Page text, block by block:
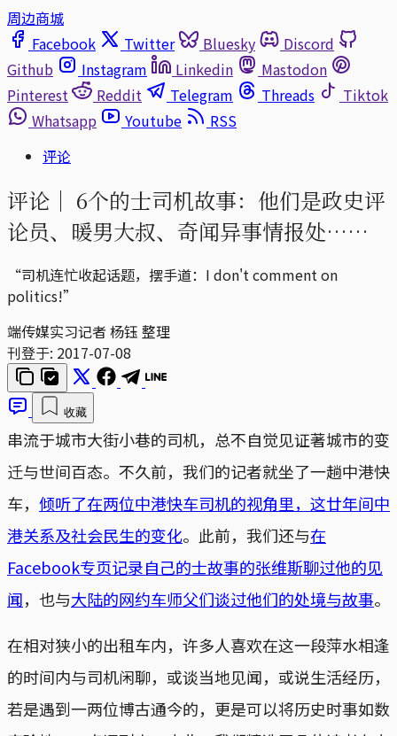
周边商城
Facebook
Twitter Bluesky
Discord
Github
Instagram Linkedin
Mastodon
Pinterest
Reddit Telegram Threads
Tiktok
Whatsapp
Youtube
RSS
评论
评论｜ 6个的士司机故事：他们是政史评
论员、暖男大叔、奇闻异事情报处……
“司机连忙收起话题，摆手道：I don't comment on
politics!”
端传媒实习记者 杨钰 整理
刊登于: 2017-07-08
收藏
串流于城市大街小巷的司机，总不自觉见证著城市的变
迁与世间百态。不久前，我们的记者就坐了一趟中港快
车， 倾听了在两位中港快车司机的视角里，这廿年间中
港关系及社会民生的变化。此前，我们还与在
Facebook专页记录自己的士故事的张维斯聊过他的见
闻，也与大陆的网约车师父们谈过他们的处境与故事。
在相对狭小的出租车内，许多人喜欢在这一段萍水相逢
的时间内与司机闲聊，或谈当地见闻，或说生活经历，
若是遇到一两位博古通今的，更是可以将历史时事如数